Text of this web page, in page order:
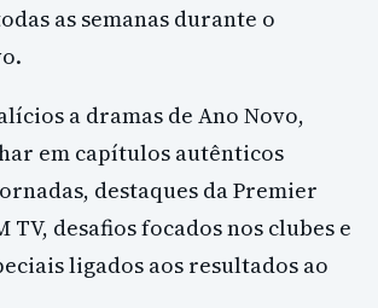
as semanas durante o
a dramas de Ano Novo,
em capítulos autênticos
destaques da Premier
TV, desafios focados nos clubes e
ligados aos resultados ao